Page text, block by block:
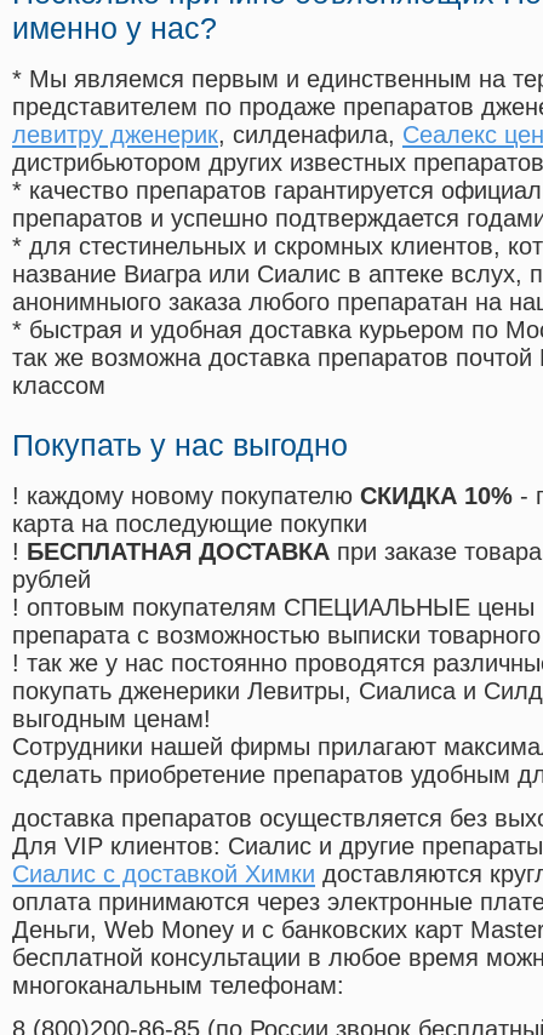
именно у нас?
* Мы являемся первым и единственным на
представителем по продаже препаратов
левитру дженерик, силденафила, Сеалекс
дистрибьютором других известных препаратов
* качество препаратов гарантируется
препаратов и успешно подтверждается
* для стестинельных и скромных клиентов,
название Виагра или Сиалис в аптеке вслух,
анонимныого заказа любого препаратан на
* быстрая и удобная доставка курьером по
так же возможна доставка препаратов
классом
Покупать у нас выгодно
! каждому новому покупателю СКИДКА 10% -
карта на последующие покупки
! БЕСПЛАТНАЯ ДОСТАВКА при заказе
рублей
! оптовым покупателям СПЕЦИАЛЬНЫЕ цены
препарата с возможностью выписки
! так же у нас постоянно проводятся
покупать дженерики Левитры, Сиалиса и
выгодным ценам!
Cотрудники нашей фирмы прилагают
сделать приобретение препаратов удобным
доставка препаратов осуществляется без
Для VIP клиентов: Сиалис и другие
Сиалис с доставкой Химки доставляются
оплата принимаются через электронные
Деньги, Web Money и с банковских карт
бесплатной консультации в любое время
многоканальным телефонам:
8 (800)200-86-85 (по России звонок